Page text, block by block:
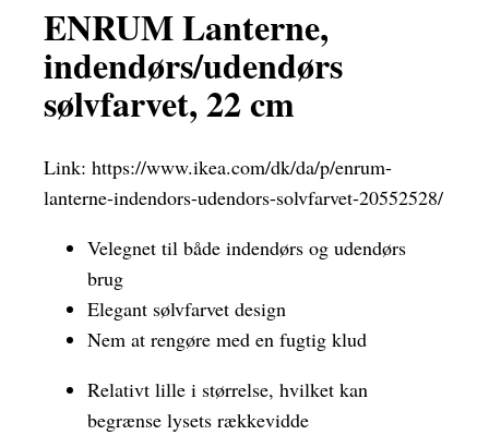
ENRUM Lanterne,
indendørs/udendørs
sølvfarvet, 22 cm
Link: https://www.ikea.com/dk/da/p/enrum-
lanterne-indendors-udendors-solvfarvet-20552528/
Velegnet til både indendørs og udendørs
brug
Elegant sølvfarvet design
Nem at rengøre med en fugtig klud
Relativt lille i størrelse, hvilket kan
begrænse lysets rækkevidde